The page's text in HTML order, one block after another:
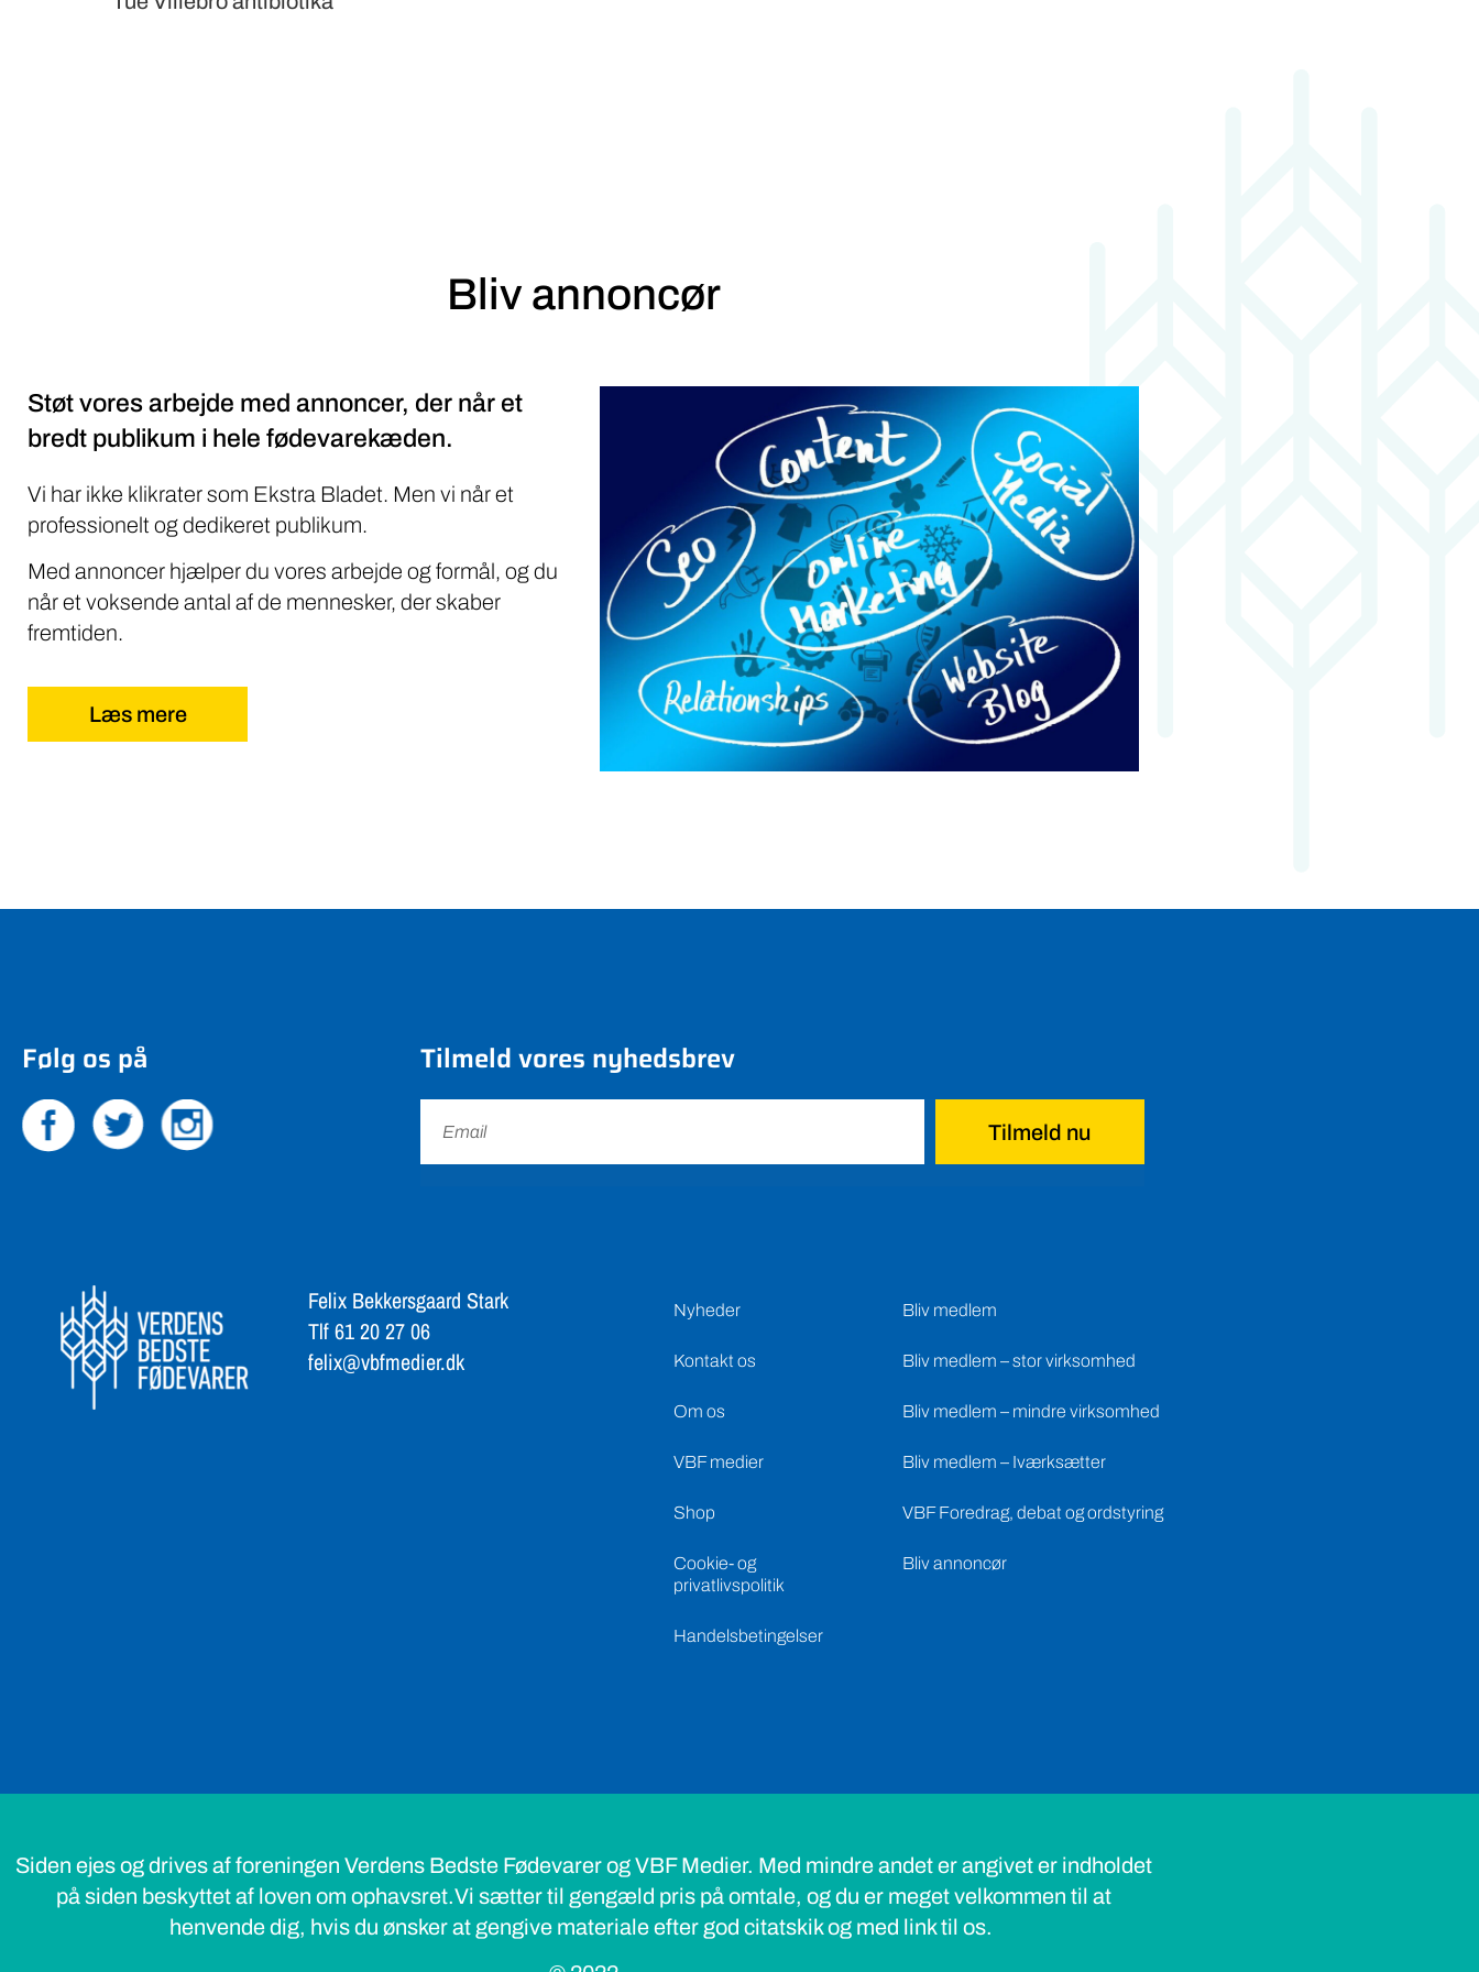
Bliv annoncør
Støt vores arbejde med annoncer, der når et
bredt publikum i hele fødevarekæden.
Vi har ikke klikrater som Ekstra Bladet. Men vi når et
professionelt og dedikeret publikum.
Med annoncer hjælper du vores arbejde og formål, og du
når et voksende antal af de mennesker, der skaber
fremtiden.
Læs mere
Følg os på Tilmeld vores nyhedsbrev
Tilmeld nu
Felix Bekkersgaard Stark
Tlf 61 20 27 06
felix@vbfmedier.dk
Nyheder
Kontakt os
Om os
VBF medier
Shop
Cookie- og
privatlivspolitik
Handelsbetingelser
Bliv medlem
Bliv medlem – stor virksomhed
Bliv medlem – mindre virksomhed
Bliv medlem – Iværksætter
VBF Foredrag, debat og ordstyring
Bliv annoncør
Siden ejes og drives af foreningen Verdens Bedste Fødevarer og VBF Medier. Med mindre andet er angivet er indholdet
på siden beskyttet af loven om ophavsret.Vi sætter til gengæld pris på omtale, og du er meget velkommen til at
henvende dig, hvis du ønsker at gengive materiale efter god citatskik og med link til os.